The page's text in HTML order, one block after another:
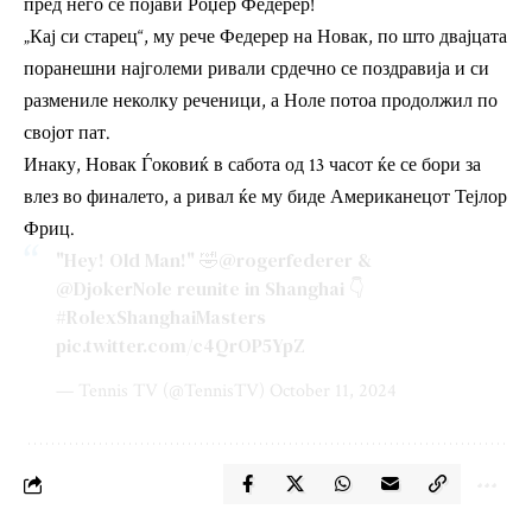
пред него се појави Роџер Федерер!
„Кај си старец“, му рече Федерер на Новак, по што двајцата
поранешни најголеми ривали срдечно се поздравија и си
размениле неколку реченици, а Ноле потоа продолжил по
својот пат.
Инаку, Новак Ѓоковиќ в сабота од 13 часот ќе се бори за
влез во финалето, а ривал ќе му биде Американецот Тејлор
Фриц.
"Hey! Old Man!" 🤣@rogerfederer &
@DjokerNole reunite in Shanghai 👇
#RolexShanghaiMasters
pic.twitter.com/c4QrOP5YpZ
— Tennis TV (@TennisTV) October 11, 2024